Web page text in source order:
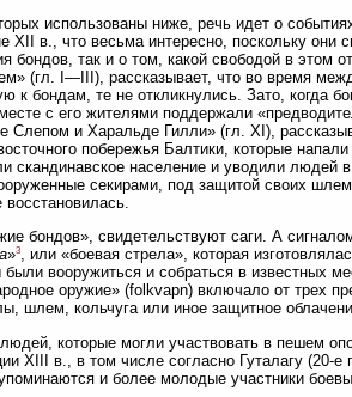
использованы ниже, речь идет о
XII в., что весьма интересно, поскольку они
бондов, так и о том, какой свободой в этом
(гл. I—III), рассказывает, что во время
к бондам, те не откликнулись. Зато, когда
с его жителями поддержали
Слепом и Харальде Гилли» (гл. XI),
побережья Балтики, которые
скандинавское население и уводили людей
секирами, под защитой своих
восстановилась.
бондов», свидетельствуют саги. А
»3
, или «боевая стрела», которая
вооружиться и собраться в известных
оружие» (folkvapn) включало от трех
шлем, кольчуга или иное защитное
которые могли участвовать в пешем
XIII в., в том числе согласно Гуталагу (20-е
и более молодые участники